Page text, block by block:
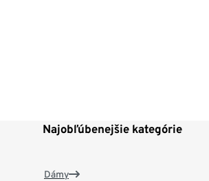
Najobľúbenejšie kategórie
Dámy